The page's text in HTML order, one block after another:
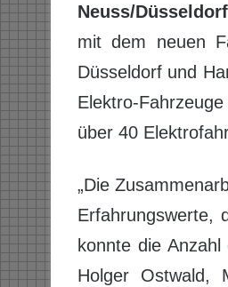
Neuss/
mit dem neuen
Düsseldorf und
Elektro-
über 40
„Die
Erfahrungswerte,
konnte die
Holger Ostwald,